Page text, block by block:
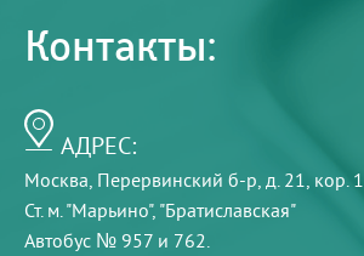
Контакты:
АДРЕС:
Москва, Перервинский б-р, д. 21, кор. 1
Ст. м. "Марьино", "Братиславская"
Автобус № 957 и 762.